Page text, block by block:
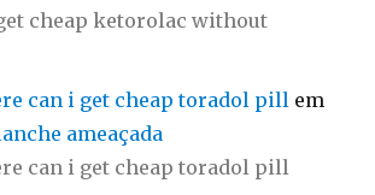
cheap ketorolac without
can i get cheap toradol pill em
ameaçada
can i get cheap toradol pill